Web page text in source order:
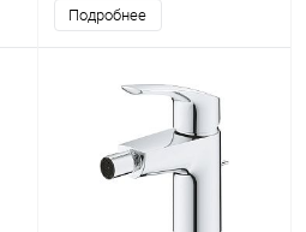
Подробнее